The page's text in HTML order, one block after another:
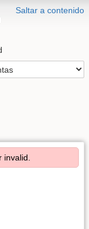
Saltar a contenido